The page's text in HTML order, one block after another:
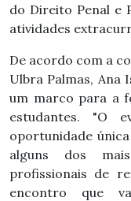
do Direito Penal e
atividades
De acordo com a
Ulbra Palmas, Ana
um marco para a
estudantes. "O
oportunidade
alguns dos
profissionais de
encontro que